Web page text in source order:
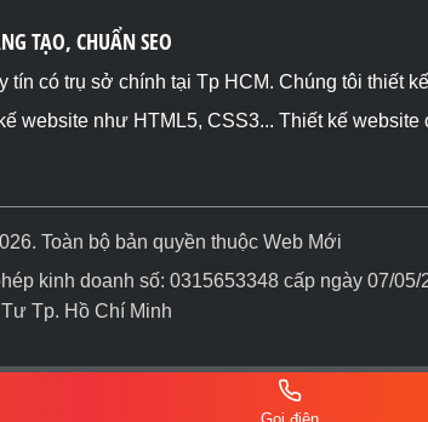
TẠO, CHUẨN SEO
có trụ sở chính tại Tp HCM. Chúng tôi thiết
website như HTML5, CSS3... Thiết kế
Toàn bộ bản quyền thuộc Web Mới
kinh doanh số: 0315653348 cấp ngày 07/
Tư Tp. Hồ Chí Minh